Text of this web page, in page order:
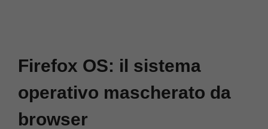
Firefox OS: il sistema
operativo mascherato da
browser